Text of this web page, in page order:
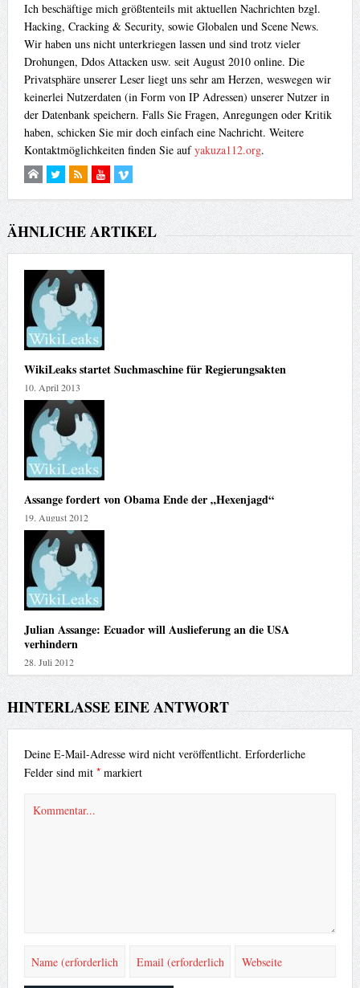
Ich beschäftige mich größtenteils mit aktuellen Nachrichten bzgl.
Hacking, Cracking & Security, sowie Globalen und Scene News.
Wir haben uns nicht unterkriegen lassen und sind trotz vieler
Drohungen, Ddos Attacken usw. seit August 2010 online. Die
Privatsphäre unserer Leser liegt uns sehr am Herzen, weswegen wir
keinerlei Nutzerdaten (in Form von IP Adressen) unserer Nutzer in
der Datenbank speichern. Falls Sie Fragen, Anregungen oder Kritik
haben, schicken Sie mir doch einfach eine Nachricht. Weitere
Kontaktmöglichkeiten finden Sie aufyakuza112.org.
ÄHNLICHE ARTIKEL
WikiLeaks startet Suchmaschine für Regierungsakten
10. April 2013
Assange fordert von Obama Ende der „Hexenjagd“
19. August 2012
Julian Assange: Ecuador will Auslieferung an die USA
verhindern
28. Juli 2012
HINTERLASSE EINE ANTWORT
Deine E-Mail-Adresse wird nicht veröffentlicht. Erforderliche
Felder sind mit *markiert